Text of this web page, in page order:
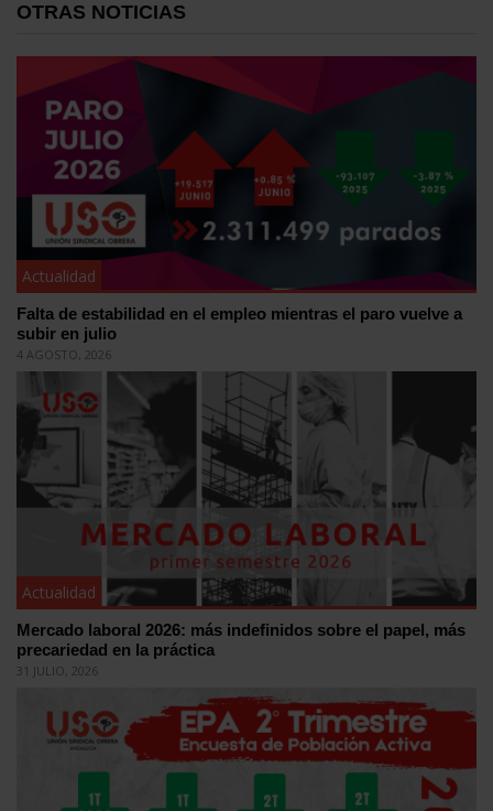
OTRAS NOTICIAS
Actualidad
Falta de estabilidad en el empleo mientras el paro vuelve a
subir en julio
4 AGOSTO, 2026
Actualidad
Mercado laboral 2026: más indefinidos sobre el papel, más
precariedad en la práctica
31 JULIO, 2026